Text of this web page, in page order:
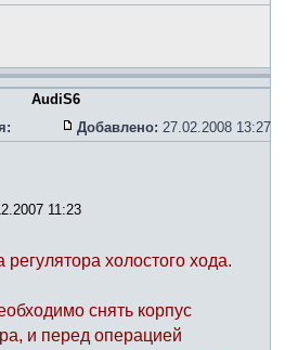
AudiS6
Добавлено: 27.02.2008 13:27
11:23
регулятора холостого хода.
снять корпус
и перед операцией